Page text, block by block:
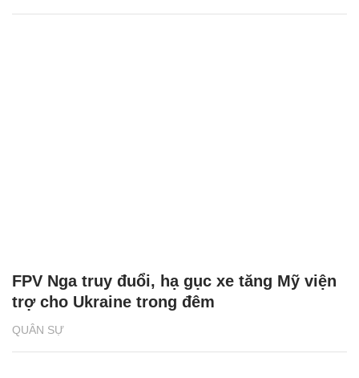
QUÂN SỰ
FPV Nga truy đuổi, hạ gục xe tăng Mỹ viện
trợ cho Ukraine trong đêm